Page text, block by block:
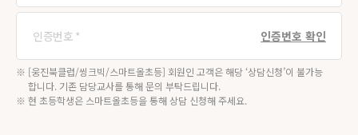
(필수)
(필수)
인증번호 확인
※ [웅진북클럽/씽크빅/스마트올초등] 회원인 고객은 해당 ‘상담신청’이 불가능
합니다. 기존 담당교사를 통해 문의 부탁드립니다.
※ 현 초등학생은 스마트올초등을 통해 상담 신청해 주세요.